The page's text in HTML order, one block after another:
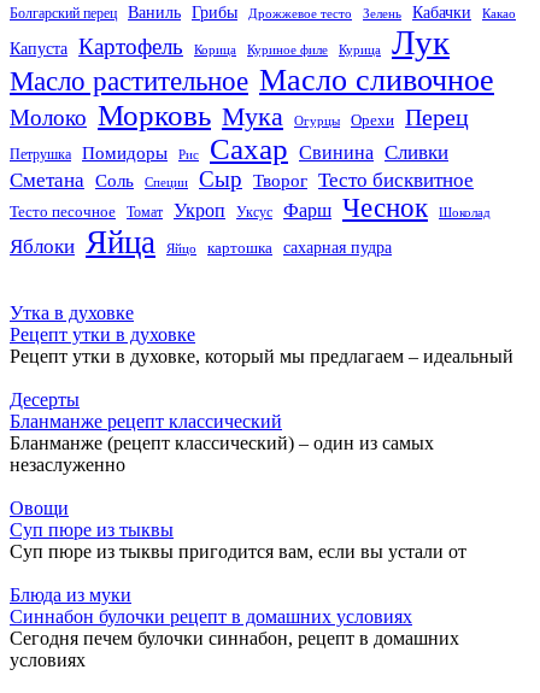
Болгарский перец Ваниль Грибы Дрожжевое тесто Зелень Кабачки Какао
Капуста Картофель Корица Куриное филе Курица Лук
Масло растительное Масло сливочное
Молоко Морковь Мука Огурцы Орехи Перец
Петрушка Помидоры Рис Сахар Свинина Сливки
Сметана
Соль Специи Сыр Творог Тесто бисквитное
Тесто песочное Томат Укроп Уксус Фарш Чеснок Шоколад
Яблоки Яйца Яйцо картошка сахарная пудра
Утка в духовке
Рецепт утки в духовке
Рецепт утки в духовке, который мы предлагаем – идеальный
Десерты
Бланманже рецепт классический
Бланманже (рецепт классический) – один из самых
незаслуженно
Овощи
Суп пюре из тыквы
Суп пюре из тыквы пригодится вам, если вы устали от
Блюда из муки
Синнабон булочки рецепт в домашних условиях
Сегодня печем булочки синнабон, рецепт в домашних
условиях